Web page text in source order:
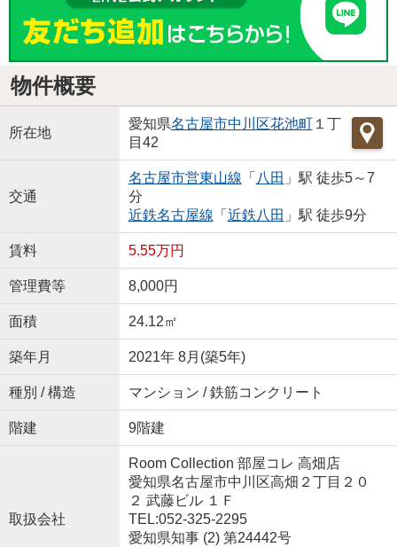
物件概要
所在地
愛知県名古屋市中川区花池町１丁
目42
交通
名古屋市営東山線 「 八田 」駅 徒歩5～7
分
近鉄名古屋線 「 近鉄八田 」駅 徒歩9分
賃料 5.55万円
管理費等 8,000円
面積 24.12㎡
築年月 2021年 8月(築5年)
種別 / 構造 マンション / 鉄筋コンクリート
階建 9階建
取扱会社
Room Collection 部屋コレ 高畑店
愛知県名古屋市中川区高畑２丁目２０
２ 武藤ビル １Ｆ
TEL:052-325-2295
愛知県知事 (2) 第24442号